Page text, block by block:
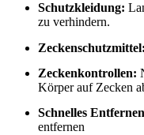
Schutzkleidung:
zu verhindern.
Zeckenschutzmittel:
Zeckenkontrollen:
Körper auf Zecken
Schnelles
entfernen